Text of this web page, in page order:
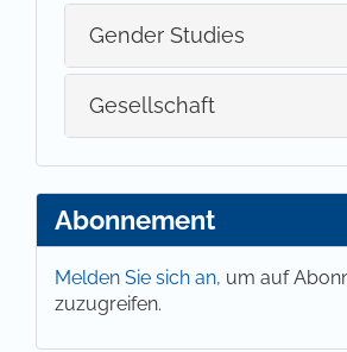
Gender Studies
Gesellschaft
Abonnement
Melden Sie sich an, um auf
zuzugreifen.